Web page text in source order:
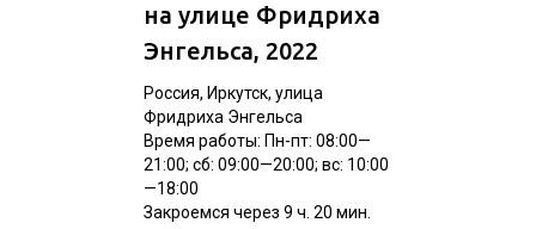
на улице Фридриха
Энгельса, 2022
Россия, Иркутск, улица
Фридриха Энгельса
Время работы: Пн-пт: 08:00—
21:00; сб: 09:00—20:00; вс: 10:00
—18:00
Закроемся через 9 ч. 20 мин.